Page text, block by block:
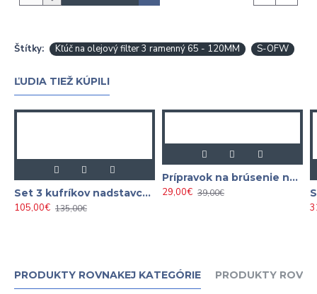
Štítky: Kľúč na olejový filter 3 ramenný 65 - 120MM S-OFW
ĽUDIA TIEŽ KÚPILI
Set 3 kufríkov nadstavcov 1/2″ TORX, IMBUS, ZXN
105,00€ 135,00€
Prípravok na brúsenie nábojov kolies 2ks
29,00€ 39,00€
PRODUKTY ROVNAKEJ KATEGÓRIE PRODUKTY